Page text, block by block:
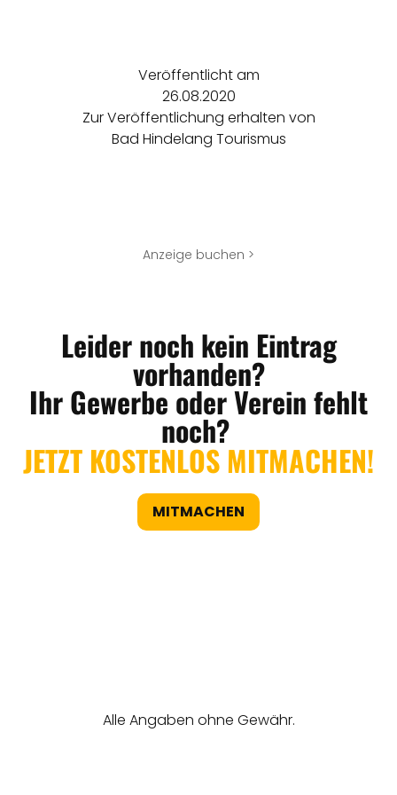
Veröffentlicht am
26.08.2020
Zur Veröffentlichung erhalten von
Bad Hindelang Tourismus
Anzeige buchen >
Leider noch kein Eintrag
vorhanden?
Ihr Gewerbe oder Verein fehlt
noch?
JETZT KOSTENLOS MITMACHEN!
MITMACHEN